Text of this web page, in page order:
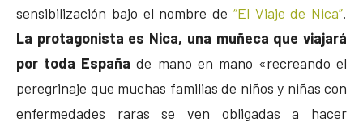
sensibilización bajo el nombre de “El Viaje de Nica”.
La protagonista es Nica, una muñeca que viajará
por toda Españade mano en mano «recreando el
peregrinaje que muchas familias de niños y niñas con
enfermedades raras se ven obligadas a hacer